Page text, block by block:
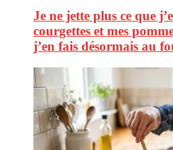
Je ne jette plus ce que
courgettes et mes
j’en fais désormais au